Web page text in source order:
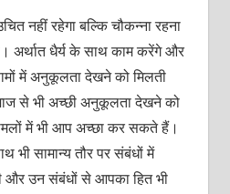
नहीं रहेगा बल्कि चौकन्ना रहना
धैर्य के साथ काम करेंगे और
में अनुकूलता देखने को मिलती
से भी अच्छी अनुकूलता देखने को
में भी आप अच्छा कर सकते हैं।
भी सामान्य तौर पर संबंधों में
उन संबंधों से आपका हित भी